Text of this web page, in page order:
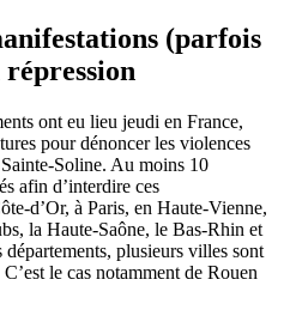
(parfois
ont eu lieu jeudi en France,
pour dénoncer les violences
Soline. Au moins 10
afin d’interdire ces
d’Or, à Paris, en Haute-Vienne,
la Haute-Saône, le Bas-Rhin et
plusieurs villes sont
le cas notamment de Rouen